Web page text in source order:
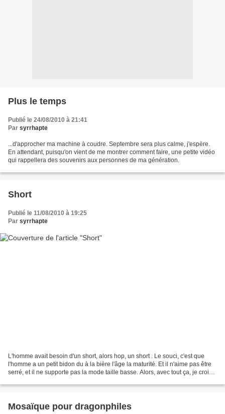
Plus le temps
Publié le 24/08/2010 à 21:41
Par syrrhapte
...d'approcher ma machine à coudre. Septembre sera plus calme, j'espère.
En attendant, puisqu'on vient de me montrer comment faire, une petite vidéo
qui rappellera des souvenirs aux personnes de ma génération.
Short
Publié le 11/08/2010 à 19:25
Par syrrhapte
L'homme avait besoin d'un short, alors hop, un short . Le souci, c'est que
l'homme a un petit bidon du à la bière l'âge la maturité. Et il n'aime pas être
serré, et il ne supporte pas la mode taille basse. Alors, avec tout ça, je crois
Mosaïque pour dragonphiles